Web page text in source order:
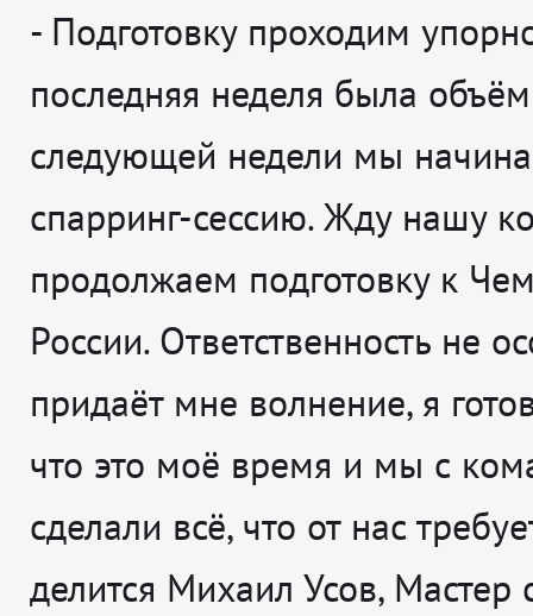
- Подготовку проходим
последняя неделя была
следующей недели мы
спарринг-сессию. Жду нашу
продолжаем подготовку к
России. Ответственность не
придаёт мне волнение, я
что это моё время и мы с
сделали всё, что от нас
делится Михаил Усов, Мастер